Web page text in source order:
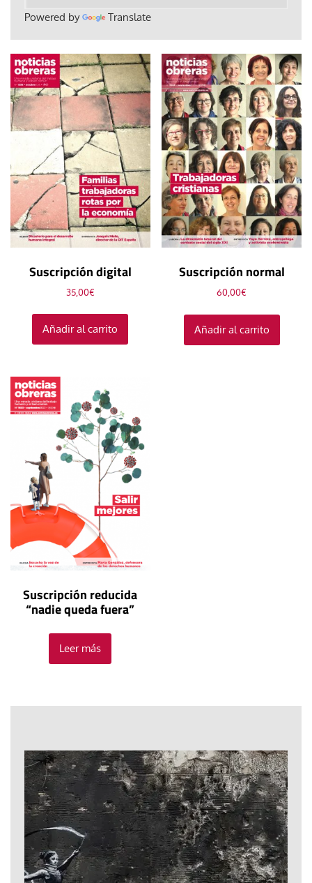
Powered by Translate
Suscripción digital
35,00€
Añadir al carrito
Suscripción normal
60,00€
Añadir al carrito
Suscripción reducida
“nadie queda fuera”
Leer más